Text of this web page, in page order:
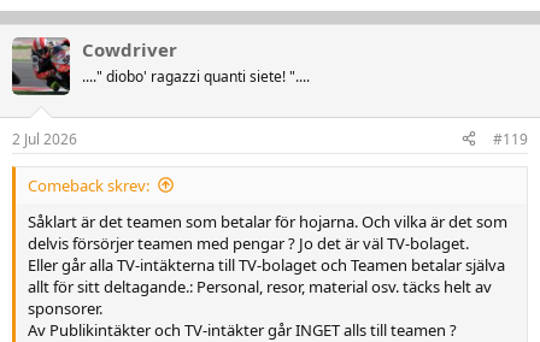
Cowdriver
...." diobo' ragazzi quanti siete! "....
2 Jul 2026 #119
Comeback skrev:
Såklart är det teamen som betalar för hojarna. Och vilka är det som
delvis försörjer teamen med pengar ? Jo det är väl TV-bolaget.
Eller går alla TV-intäkterna till TV-bolaget och Teamen betalar själva
allt för sitt deltagande.: Personal, resor, material osv. täcks helt av
sponsorer.
Av Publikintäkter och TV-intäkter går INGET alls till teamen ?